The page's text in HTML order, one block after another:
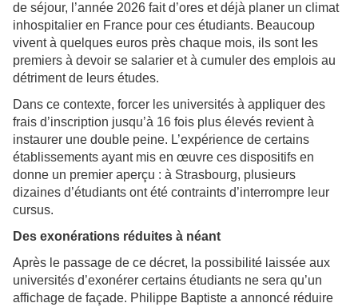
de séjour, l’année 2026 fait d’ores et déjà planer un climat
inhospitalier en France pour ces étudiants. Beaucoup
vivent à quelques euros près chaque mois, ils sont les
premiers à devoir se salarier et à cumuler des emplois au
détriment de leurs études.
Dans ce contexte, forcer les universités à appliquer des
frais d’inscription jusqu’à 16 fois plus élevés revient à
instaurer une double peine. L’expérience de certains
établissements ayant mis en œuvre ces dispositifs en
donne un premier aperçu : à Strasbourg, plusieurs
dizaines d’étudiants ont été contraints d’interrompre leur
cursus.
Des exonérations réduites à néant
Après le passage de ce décret, la possibilité laissée aux
universités d’exonérer certains étudiants ne sera qu’un
affichage de façade. Philippe Baptiste a annoncé réduire